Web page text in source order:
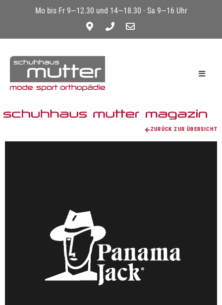
Mo bis Fr 9—12.30 und 14—18.30 · Sa 9—16 Uhr
ZURÜCK ZUR ÜBERSICHT